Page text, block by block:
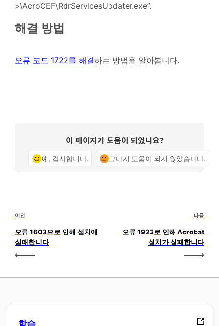
>\AcroCEF\RdrServicesUpdater.exe”.
해결 방법
오류 코드 1722를 해결하는 방법을 알아봅니다.
이 페이지가 도움이 되었나요?
예, 감사합니다. 그다지 도움이 되지 않았습니다.
이전
오류 1603으로 인해 설치에
실패합니다
다음
오류 1923로 인해 Acrobat
설치가 실패합니다
학습